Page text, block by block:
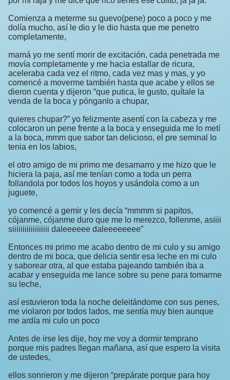
Comienza a meterme su guevo(pene) poco a poco y me
dolía mucho, así le dio y le dio hasta que me penetro
completamente,
mamá yo me sentí morir de excitación, cada penetrada me
movía completamente y me hacia estallar de ricura,
aceleraba cada vez el ritmo, cada vez mas y mas, y yo
comencé a moverme también hasta que acabe y ellos se
dieron cuenta y dijeron “que putica, le gusto, quítale la
venda de la boca y pónganlo a chupar,
quieres chupar?” yo felizmente asentí con la cabeza y me
colocaron un pene frente a la boca y enseguida me lo metí
a la boca, mmm que sabor tan delicioso, el pre seminal lo
tenia en los labios,
el otro amigo de mi primo me desamarro y me hizo que le
hiciera la paja, así me tenían como a toda un perra
follandola por todos los hoyos y usándola como a un
juguete,
yo comencé a gemir y les decía “mmmm si papitos,
cójanme, cójanme duro que me lo merezco, follenme, asiiii
siiiiiiiiiiiiiiiiii daleeeeee daleeeeeeee”
Entonces mi primo me acabo dentro de mi culo y su amigo
dentro de mi boca, que delicia sentir esa leche en mi culo
y saborear otra, al que estaba pajeando también iba a
acabar y enseguida me lance sobre su pene para tomarme
su leche,
así estuvieron toda la noche deleitándome con sus penes,
me violaron por todos lados, me sentía muy bien aunque
me ardía mi culo un poco
Antes de irse les dije, hoy me voy a dormir temprano
porque mis padres llegan mañana, así que espero la visita
de ustedes,
ellos sonrieron y me dijeron “prepárate porque para hoy